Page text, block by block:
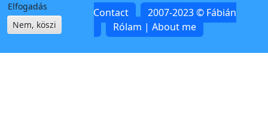
Kapcsolat | Contact
2007-2023 © Fábián
Rólam | About me
Elfogadás
Nem, köszi